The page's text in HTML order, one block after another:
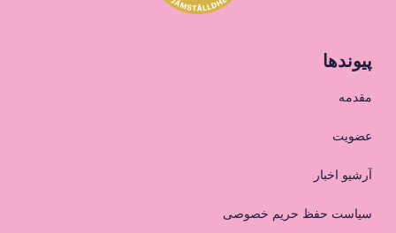
پیوندها
مقدمه
عضویت
آرشیو اخبار
سیاست حفظ حریم خصوصی